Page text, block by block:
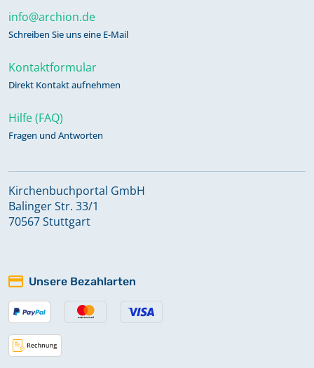
info@archion.de
Schreiben Sie uns eine E-Mail
Kontaktformular
Direkt Kontakt aufnehmen
Hilfe (FAQ)
Fragen und Antworten
Kirchenbuchportal GmbH
Balinger Str. 33/1
70567 Stuttgart
Unsere Bezahlarten